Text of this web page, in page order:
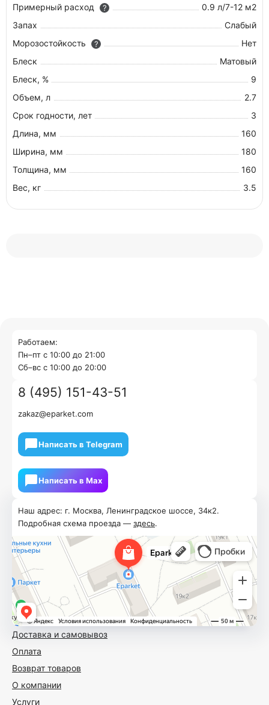
Примерный расход
?
0.9 л/7-12 м2
Запах
Слабый
Морозостойкость
?
Нет
Блеск
Матовый
Блеск, %
9
Объем, л
2.7
Срок годности, лет
3
Длина, мм
160
Ширина, мм
180
Толщина, мм
160
Вес, кг
3.5
Доставка и самовывоз
Оплата
Возврат товаров
О компании
Услуги
Наш адрес: г. Москва, Ленинградское шоссе, 34к2.
Подробная схема проезда — здесь.
Работаем:
Пн–пт с 10:00 до 21:00
Cб–вс с 10:00 до 20:00
8 (495) 151-43-51
zakaz@eparket.com
Написать в Telegram
Написать в Мах